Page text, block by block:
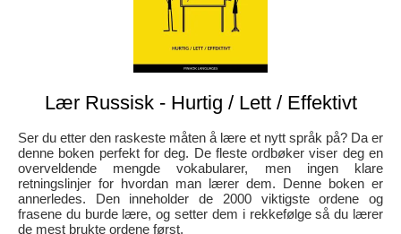
Lær Russisk - Hurtig / Lett / Effektivt
Ser du etter den raskeste måten å lære et nytt språk på? Da er
denne boken perfekt for deg. De fleste ordbøker viser deg en
overveldende mengde vokabularer, men ingen klare
retningslinjer for hvordan man lærer dem. Denne boken er
annerledes. Den inneholder de 2000 viktigste ordene og
frasene du burde lære, og setter dem i rekkefølge så du lærer
de mest brukte ordene først.